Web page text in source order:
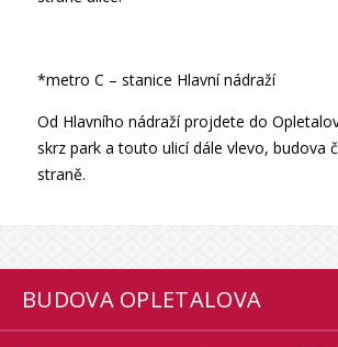
*metro C – stanice Hlavní nádraží
Od Hlavního nádraží projdete do
skrz park a touto ulicí dále vlevo, budova
straně.
BUDOVA OPLETALOVA